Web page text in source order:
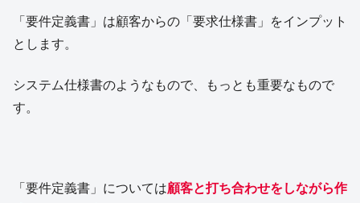
「要件定義書」は顧客からの「要求仕様書」をインプット
とします。
システム仕様書のようなもので、もっとも重要なもので
す。
「要件定義書」については顧客と打ち合わせをしながら作